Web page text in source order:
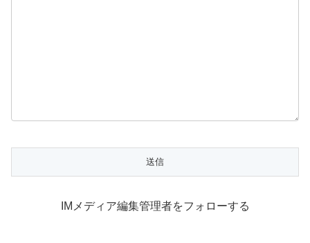
IMメディア編集管理者をフォローする